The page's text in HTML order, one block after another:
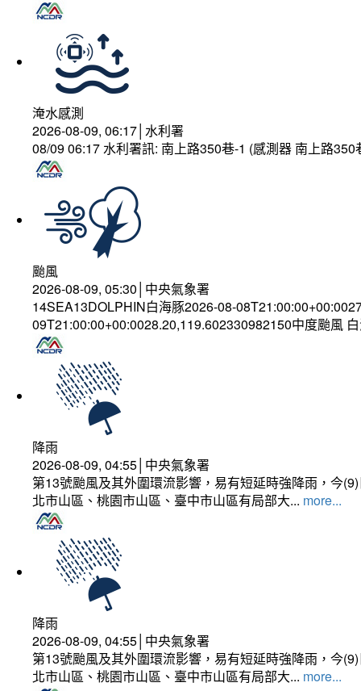
淹水感測
2026-08-09, 06:17│水利署
08/09 06:17 水利署訊: 南上路350巷-1 (感測器 南上路
颱風
2026-08-09, 05:30│中央氣象署
14SEA13DOLPHIN白海豚2026-08-
09T21:00:00+00:0028.20,119.602330982150中度颱風
降雨
2026-08-09, 04:55│中央氣象署
第13號颱風及其外圍環流影響，易有短延時強降雨，今
北市山區、桃園市山區、臺中市山區有局部大... more...
降雨
2026-08-09, 04:55│中央氣象署
第13號颱風及其外圍環流影響，易有短延時強降雨，今
北市山區、桃園市山區、臺中市山區有局部大... more...